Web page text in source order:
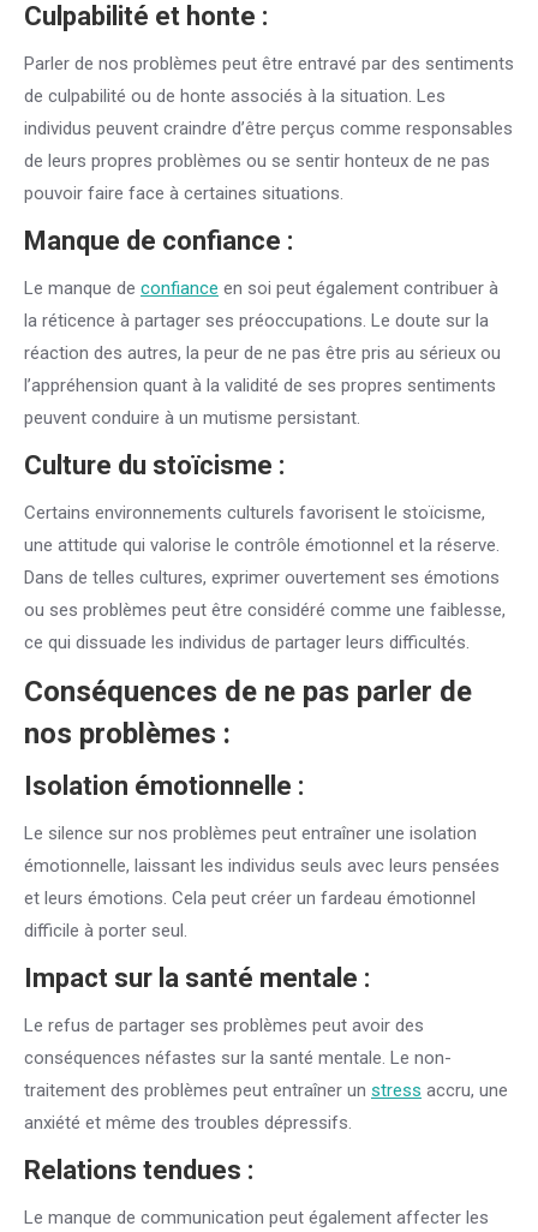
Culpabilité et honte :
Parler de nos problèmes peut être entravé par des sentiments
de culpabilité ou de honte associés à la situation. Les
individus peuvent craindre d’être perçus comme responsables
de leurs propres problèmes ou se sentir honteux de ne pas
pouvoir faire face à certaines situations.
Manque de confiance :
Le manque de confiance en soi peut également contribuer à
la réticence à partager ses préoccupations. Le doute sur la
réaction des autres, la peur de ne pas être pris au sérieux ou
l’appréhension quant à la validité de ses propres sentiments
peuvent conduire à un mutisme persistant.
Culture du stoïcisme :
Certains environnements culturels favorisent le stoïcisme,
une attitude qui valorise le contrôle émotionnel et la réserve.
Dans de telles cultures, exprimer ouvertement ses émotions
ou ses problèmes peut être considéré comme une faiblesse,
ce qui dissuade les individus de partager leurs difficultés.
Conséquences de ne pas parler de
nos problèmes :
Isolation émotionnelle :
Le silence sur nos problèmes peut entraîner une isolation
émotionnelle, laissant les individus seuls avec leurs pensées
et leurs émotions. Cela peut créer un fardeau émotionnel
difficile à porter seul.
Impact sur la santé mentale :
Le refus de partager ses problèmes peut avoir des
conséquences néfastes sur la santé mentale. Le non-
traitement des problèmes peut entraîner un stress accru, une
anxiété et même des troubles dépressifs.
Relations tendues :
Le manque de communication peut également affecter les